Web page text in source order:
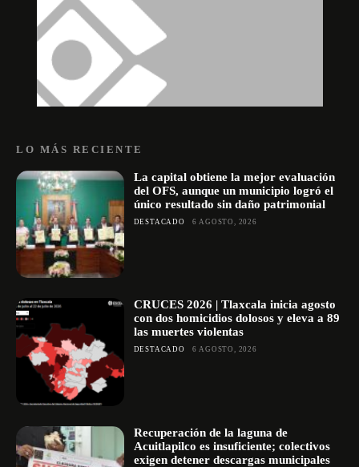
LO MÁS RECIENTE
La capital obtiene la mejor evaluación
del OFS, aunque un municipio logró el
único resultado sin daño patrimonial
DESTACADO 6 AGOSTO, 2026
CRUCES 2026 | Tlaxcala inicia agosto
con dos homicidios dolosos y eleva a 89
las muertes violentas
DESTACADO 6 AGOSTO, 2026
Recuperación de la laguna de
Acuitlapilco es insuficiente; colectivos
exigen detener descargas municipales